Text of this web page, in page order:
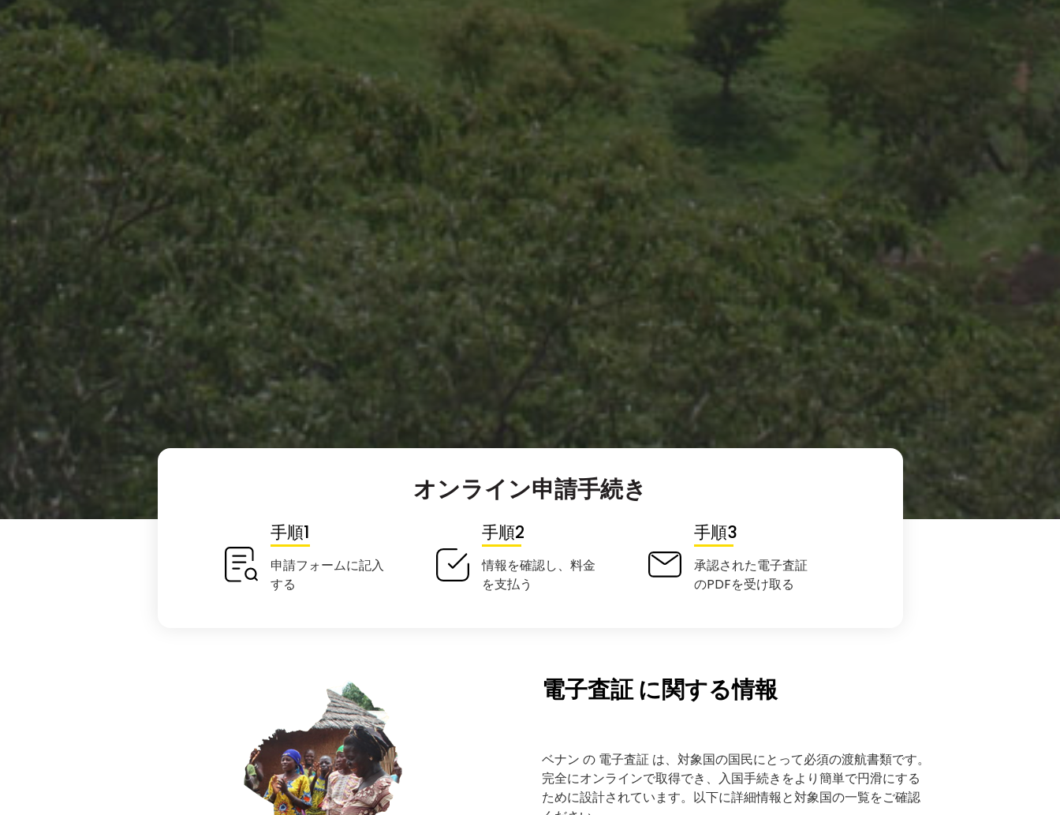
オンライン申請手続き
手順1
申請フォームに記入
する
手順2
情報を確認し、料金
を支払う
手順3
承認された電子査証
のPDFを受け取る
電子査証 に関する情報
ベナン の 電子査証 は、対象国の国民にとって必須の渡航書類です。
完全にオンラインで取得でき、入国手続きをより簡単で円滑にする
ために設計されています。以下に詳細情報と対象国の一覧をご確認